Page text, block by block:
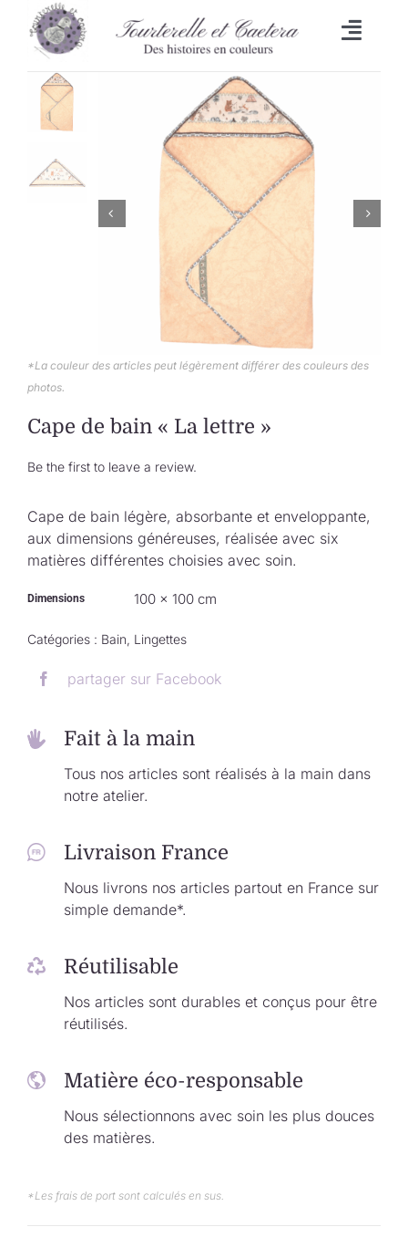
Passer
contenu
Accueil
L’heure du bain
Lingettes
Bavoirs
Malle aux trésors
Set de table/Essuie-tout
Collection de Noël
Qui suis-je ?
Nous contacter
*La couleur des articles peut légèrement différer des couleurs des
photos.
Cape de bain « La lettre »
Be the first to leave a review.
Cape de bain légère, absorbante et enveloppante,
aux dimensions généreuses, réalisée avec six
matières différentes choisies avec soin.
Dimensions 100 × 100 cm
Catégories : Bain, Lingettes
partager sur Facebook
Fait à la main
Tous nos articles sont réalisés à la main dans
notre atelier.
Livraison France
Nous livrons nos articles partout en France sur
simple demande*.
Réutilisable
Nos articles sont durables et conçus pour être
réutilisés.
Matière éco-responsable
Nous sélectionnons avec soin les plus douces
des matières.
*Les frais de port sont calculés en sus.